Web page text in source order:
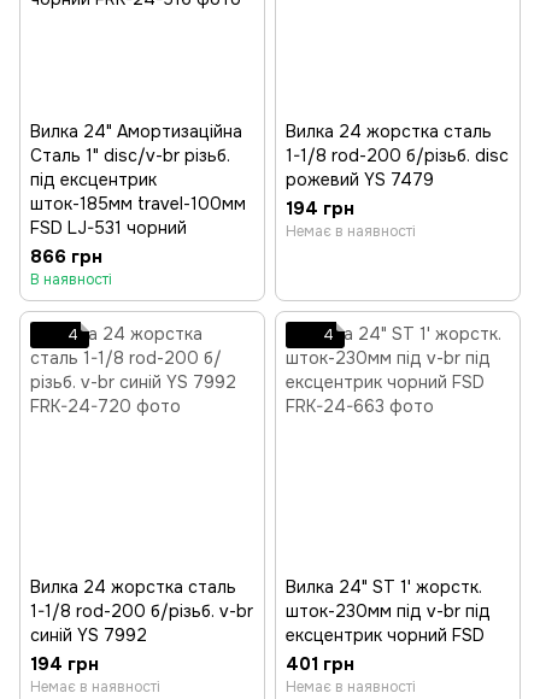
Вилка 24" Амортизаційна
Сталь 1" disc/v-br різьб.
під ексцентрик
шток-185мм travel-100мм
FSD LJ-531 чорний
866 грн
В наявності
Вилка 24 жорстка сталь
1-1/8 rod-200 б/різьб. disc
рожевий YS 7479
194 грн
Немає в наявності
4
Вилка 24 жорстка сталь
1-1/8 rod-200 б/різьб. v-br
синій YS 7992
194 грн
Немає в наявності
4
Вилка 24" ST 1' жорстк.
шток-230мм під v-br під
ексцентрик чорний FSD
401 грн
Немає в наявності